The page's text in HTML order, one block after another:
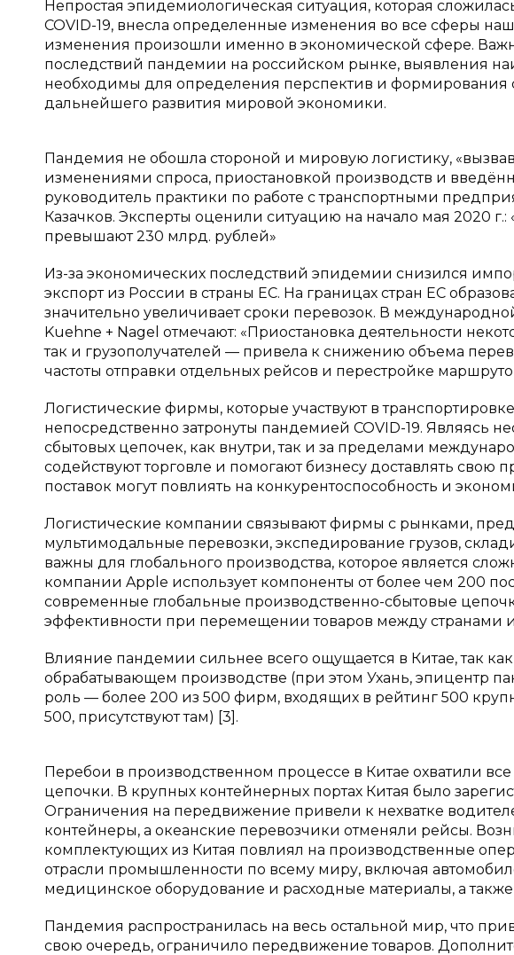
Непростая эпидемиологическая ситуация, которая
COVID-19, внесла определенные изменения во все сферы
изменения произошли именно в экономической сфере.
последствий пандемии на российском рынке, выявления
необходимы для определения перспектив и формирования
дальнейшего развития мировой экономики.
Пандемия не обошла стороной и мировую логистику,
изменениями спроса, приостановкой производств и
руководитель практики по работе с транспортными
Казачков. Эксперты оценили ситуацию на начало мая 2020 г.:
превышают 230 млрд. рублей»
Из-за экономических последствий эпидемии снизился
экспорт из России в страны ЕС. На границах стран ЕС
значительно увеличивает сроки перевозок. В
Kuehne + Nagel отмечают: «Приостановка деятельности
так и грузополучателей — привела к снижению объема
частоты отправки отдельных рейсов и перестройке
Логистические фирмы, которые участвуют в
непосредственно затронуты пандемией COVID-19. Являясь
сбытовых цепочек, как внутри, так и за пределами
содействуют торговле и помогают бизнесу доставлять
поставок могут повлиять на конкурентоспособность и
Логистические компании связывают фирмы с рынками,
мультимодальные перевозки, экспедирование грузов,
важны для глобального производства, которое является
компании Apple использует компоненты от более чем 200
современные глобальные производственно-сбытовые
эффективности при перемещении товаров между странами и
Влияние пандемии сильнее всего ощущается в Китае, так
обрабатывающем производстве (при этом Ухань, эпицентр
роль — более 200 из 500 фирм, входящих в рейтинг 500
500, присутствуют там) [3].
Перебои в производственном процессе в Китае охватили
цепочки. В крупных контейнерных портах Китая было
Ограничения на передвижение привели к нехватке
контейнеры, а океанские перевозчики отменяли рейсы.
комплектующих из Китая повлиял на производственные
отрасли промышленности по всему миру, включая
медицинское оборудование и расходные материалы, а также
Пандемия распространилась на весь остальной мир, что
свою очередь, ограничило передвижение товаров.